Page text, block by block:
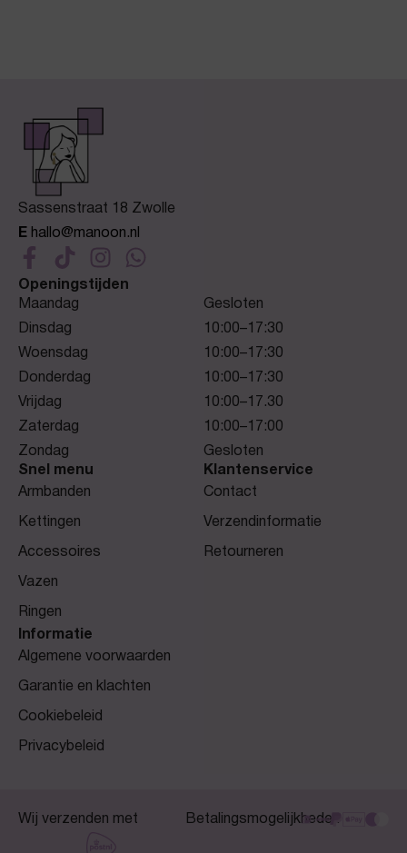
Sassenstraat 18 Zwolle
E hallo@manoon.nl
Openingstijden
Maandag
Gesloten
Dinsdag
10:00–17:30
Woensdag
10:00–17:30
Donderdag
10:00–17:30
Vrijdag
10:00–17.30
Zaterdag
10:00–17:00
Zondag
Gesloten
Snel menu
Armbanden
Kettingen
Accessoires
Vazen
Ringen
Klantenservice
Contact
Verzendinformatie
Retourneren
Informatie
Algemene voorwaarden
Garantie en klachten
Cookiebeleid
Privacybeleid
Wij verzenden met Betalingsmogelijkheden